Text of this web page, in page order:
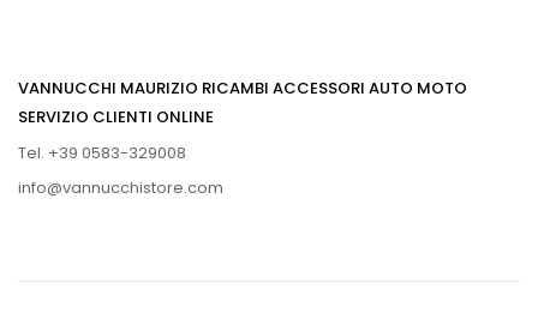
VANNUCCHI MAURIZIO RICAMBI ACCESSORI AUTO MOTO
SERVIZIO CLIENTI ONLINE
Tel. +39 0583-329008
info@vannucchistore.com